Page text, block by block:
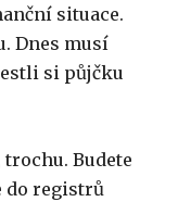
situace.
Dnes musí
si půjčku
Budete
do registrů